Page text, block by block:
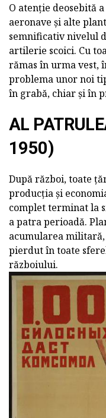
O atenție deosebită
aeronave și alte
semnificativ nivelul
artilerie scoici. Cu
rămas în urma vest,
problema unor noi
în grabă, chiar și în
AL
1950)
După război, toate
producția și
complet terminat la
a patra perioadă.
acumularea
pierdut în toate
războiului.